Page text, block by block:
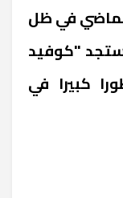
في ظل
"كوفيد
كبيرا في